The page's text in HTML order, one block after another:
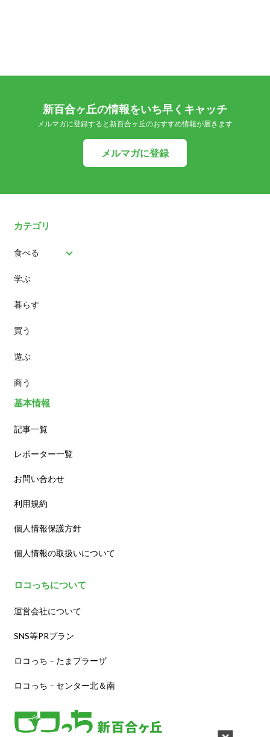
新百合ヶ丘の情報をいち早くキャッチ
メルマガに登録すると新百合ヶ丘のおすすめ情報が届きます
メルマガに登録
カテゴリ
食べる
パン
スイーツ
ランチ
カフェ
学ぶ
暮らす
買う
遊ぶ
商う
基本情報
記事一覧
レポーター一覧
お問い合わせ
利用規約
個人情報保護方針
個人情報の取扱いについて
ロコっちについて
運営会社について
SNS等PRプラン
ロコっち – たまプラーザ
ロコっち – センター北＆南